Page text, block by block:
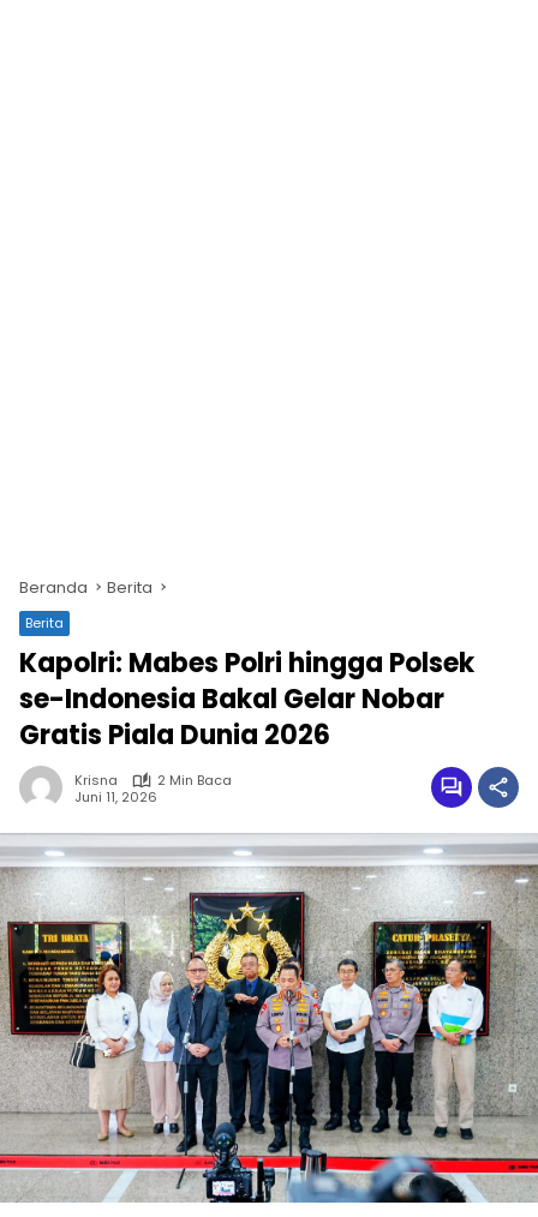
Beranda Berita
Berita
Kapolri: Mabes Polri hingga Polsek
se-Indonesia Bakal Gelar Nobar
Gratis Piala Dunia 2026
Krisna
2 Min Baca
Juni 11, 2026